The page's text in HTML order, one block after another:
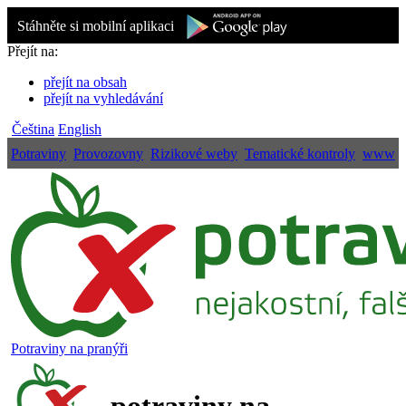
Stáhněte si mobilní aplikaci
Přejít na:
přejít na obsah
přejít na vyhledávání
Čeština English
Potraviny Provozovny Rizikové weby Tematické kontroly www
Potraviny na pranýři